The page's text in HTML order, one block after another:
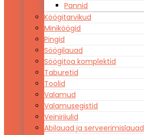
Pannid
Köögitarvikud
Miniköögid
Pingid
Söögilauad
Söögitoa komplektid
Taburetid
Toolid
Valamud
Valamusegistid
Veiniriiulid
Abilauad ja serveerimislauad